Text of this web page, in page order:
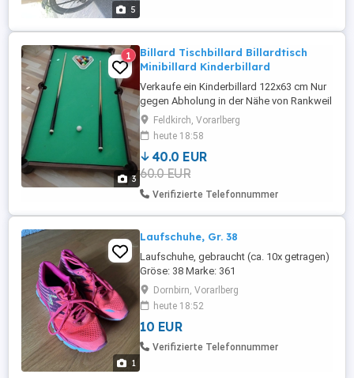
5
3
1
Billard Tischbillard Billardtisch
Minibillard Kinderbillard
Verkaufe ein Kinderbillard 122x63 cm Nur
gegen Abholung in der Nähe von Rankweil
in Dafins
Feldkirch, Vorarlberg
heute 18:58
40.0 EUR
60.0 EUR
Verifizierte Telefonnummer
1
Laufschuhe, Gr. 38
Laufschuhe, gebraucht (ca. 10x getragen)
Gröse: 38 Marke: 361
Dornbirn, Vorarlberg
heute 18:52
10 EUR
Verifizierte Telefonnummer